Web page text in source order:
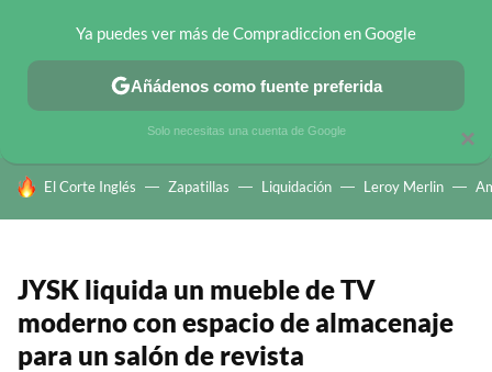
CHOLLOS TELEGRAM OFERTAS EN MÓVILES OFERTAS EN
HOY SE HABLA DE
El Corte Inglés Zapatillas Liquidación Leroy Merlin
JYSK liquida un mueble de TV
moderno con espacio de almacenaje
para un salón de revista
×
Ya puedes ver más de Compradiccion en Google
Añádenos como fuente preferida
Solo necesitas una cuenta de Google